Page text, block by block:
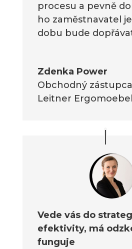
procesu a pevně
ho zaměstnavatel
dobu bude
Zdenka Power
Obchodný
Leitner Ergomoebel
Vede vás do
efektivity, má
funguje